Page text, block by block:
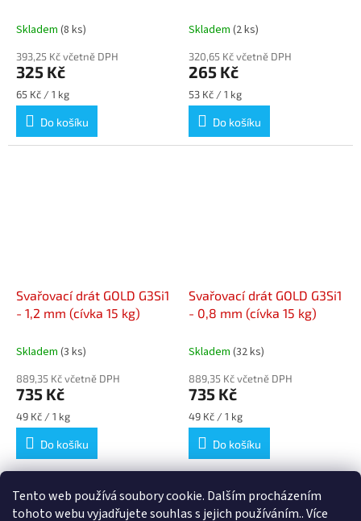
Tento web používá soubory cookie. Dalším procházením
tohoto webu vyjadřujete souhlas s jejich používáním.. Více
Skladem (8 ks)
393,25 Kč včetně DPH
325 Kč
Měrná
cena:
65 Kč / 1 kg
Do košíku
Skladem (2 ks)
320,65 Kč včetně DPH
265 Kč
Měrná
cena:
53 Kč / 1 kg
Do košíku
Svařovací drát GOLD G3Si1
- 1,2 mm (cívka 15 kg)
Skladem (3 ks)
889,35 Kč včetně DPH
735 Kč
Měrná
cena:
49 Kč / 1 kg
Do košíku
Svařovací drát GOLD G3Si1
- 0,8 mm (cívka 15 kg)
Skladem (32 ks)
889,35 Kč včetně DPH
735 Kč
Měrná
cena:
49 Kč / 1 kg
Do košíku
O
v
16 položek celkem